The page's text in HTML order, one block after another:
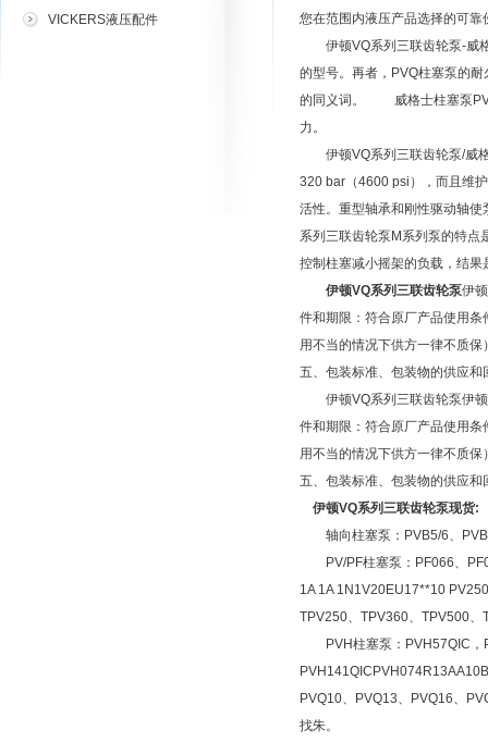
VICKERS液压配件
您在范围内液压产品选择的可靠
伊顿VQ系列三联齿轮泵-威格
的型号。再者，PVQ柱塞泵的
的同义词。 威格士柱塞泵
力。
伊顿VQ系列三联齿轮泵/威格
320 bar（4600 psi），而且维
活性。重型轴承和刚性驱动轴
系列三联齿轮泵M系列泵的特点
控制柱塞减小摇架的负载，结
伊顿VQ系列三联齿轮泵伊
件和期限：符合原厂产品使用
用不当的情况下供方一律不质
五、包装标准、包装物的供应
伊顿VQ系列三联齿轮泵伊顿
件和期限：符合原厂产品使用
用不当的情况下供方一律不质
五、包装标准、包装物的供应
伊顿VQ系列三联齿轮泵现货
轴向柱塞泵：PVB5/6、
PV/PF柱塞泵：PF066、
1A 1A 1N1V20EU17**10
TPV250、TPV360、TPV500
PVH柱塞泵：PVH57QIC，
PVQ10、PVQ13、PVQ16、
找朱。